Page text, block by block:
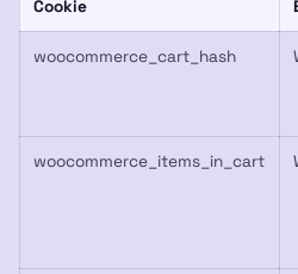
Cookie
woocommerce_cart_hash
woocommerce_items_in_cart